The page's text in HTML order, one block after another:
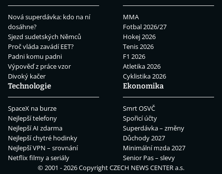
Nová superdávka: kdo na ní
dosáhne?
Sjezd sudetských Němců
Proč vláda zavádí EET?
Padni komu padni
Výpověď z práce vzor
Divoký kačer
MMA
Fotbal 2026/27
Hokej 2026
Tenis 2026
F1 2026
Atletika 2026
Cyklistika 2026
Technologie
SpaceX na burze
Nejlepší telefony
Nejlepší AI zdarma
Nejlepší chytré hodinky
Nejlepší VPN – srovnání
Netflix filmy a seriály
Ekonomika
Smrt OSVČ
Spořicí účty
Superdávka – změny
Důchody 2027
Minimální mzda 2027
Senior Pas – slevy
© 2001 - 2026 CopyrightCZECH NEWS CENTER a.s.